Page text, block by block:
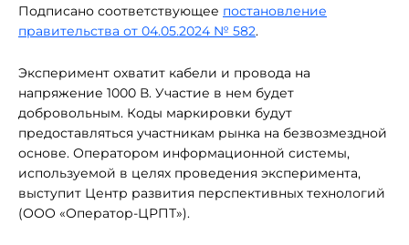
Подписано соответствующее постановление
правительства от 04.05.2024 № 582.
Эксперимент охватит кабели и провода на
напряжение 1000 В. Участие в нем будет
добровольным. Коды маркировки будут
предоставляться участникам рынка на безвозмездной
основе. Оператором информационной системы,
используемой в целях проведения эксперимента,
выступит Центр развития перспективных технологий
(ООО «Оператор-ЦРПТ»).